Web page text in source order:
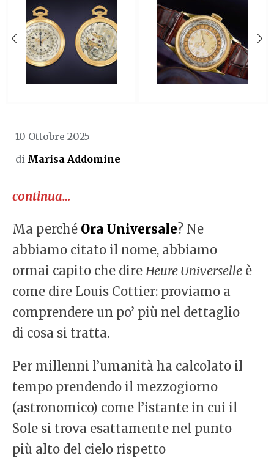
10 Ottobre 2025
di Marisa Addomine
continua…
Ma perché Ora Universale? Ne
abbiamo citato il nome, abbiamo
ormai capito che dire Heure Universelle è
come dire Louis Cottier: proviamo a
comprendere un po’ più nel dettaglio
di cosa si tratta.
Per millenni l’umanità ha calcolato il
tempo prendendo il mezzogiorno
(astronomico) come l’istante in cui il
Sole si trova esattamente nel punto
più alto del cielo rispetto